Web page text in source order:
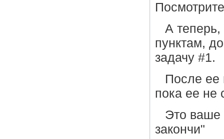
А теперь,
пунктам,
задачу #1.
После ее
пока ее не
Это ваше
закончи"